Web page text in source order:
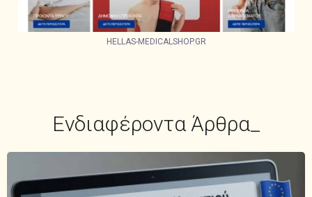
HELLAS-MEDICALSHOP.GR
Ενδιαφέροντα Άρθρα_